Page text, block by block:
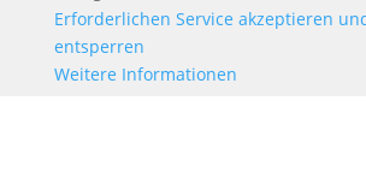
Erforderlichen Service akzeptieren
entsperren
Weitere Informationen